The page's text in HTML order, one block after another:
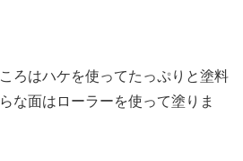
ろはハケを使ってたっぷりと塗料
な面はローラーを使って塗りま